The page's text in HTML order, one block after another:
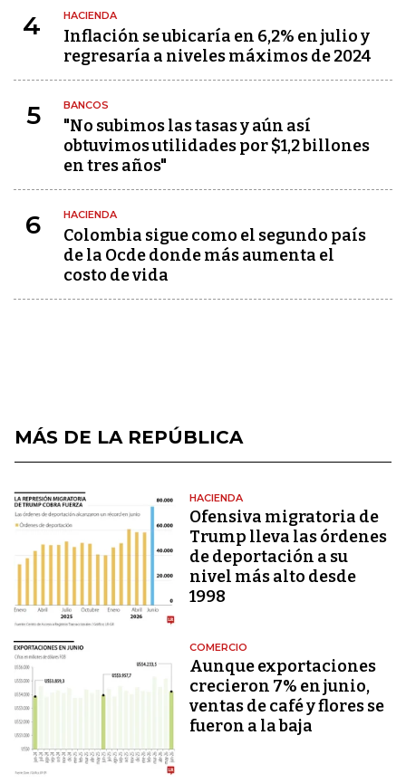
4 HACIENDA
Inflación se ubicaría en 6,2% en julio y
regresaría a niveles máximos de 2024
5 BANCOS
"No subimos las tasas y aún así
obtuvimos utilidades por $1,2 billones
en tres años"
6 HACIENDA
Colombia sigue como el segundo país
de la Ocde donde más aumenta el
costo de vida
MÁS DE LA REPÚBLICA
HACIENDA
Ofensiva migratoria de
Trump lleva las órdenes
de deportación a su
nivel más alto desde
1998
COMERCIO
Aunque exportaciones
crecieron 7% en junio,
ventas de café y flores se
fueron a la baja